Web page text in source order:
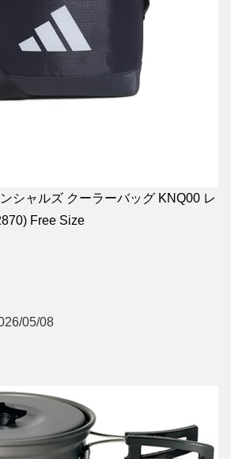
シャルズ クーラーバッグ KNQ00 レ
Free Size
05/08